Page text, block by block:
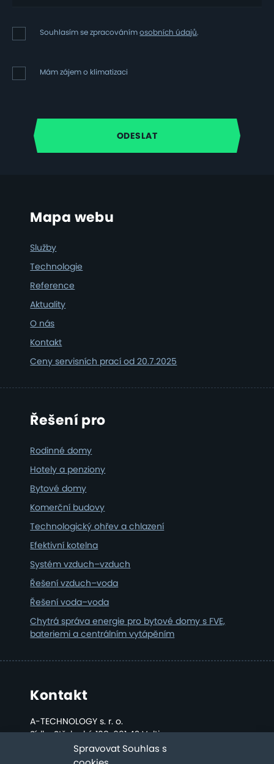
Spravovat Souhlas s
Souhlasím
se
Souhlasím se zpracovánímosobních údajů.
Mám
zájem
Mám zájem o klimatizaci
Footer
Mapa webu
Služby
Technologie
Reference
Aktuality
O nás
Kontakt
Ceny servisních prací od 20.7.2025
Řešení pro
Rodinné domy
Hotely a penziony
Bytové domy
Komerční budovy
Technologický ohřev a chlazení
Efektivní kotelna
Systém vzduch–vzduch
Řešení vzduch–voda
Řešení voda–voda
Chytrá správa energie pro bytové domy s FVE,
bateriemi a centrálním vytápěním
Kontakt
A-TECHNOLOGY s. r. o.
Sídlo: Střelecká 108, 691 42 Valtice
Kancelář a sklad: Bratislavská 2808, Břeclav